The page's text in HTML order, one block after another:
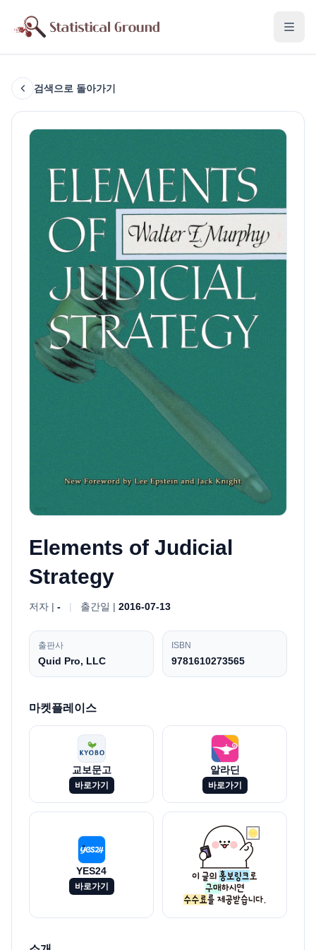
검색으로 돌아가기
Elements of Judicial
Strategy
저자 | - | 출간일 | 2016-07-13
출판사
Quid Pro, LLC
ISBN
9781610273565
마켓플레이스
교보문고
바로가기
알라딘
바로가기
YES24
바로가기